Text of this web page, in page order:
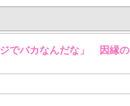
でバカなんだな」 因縁の